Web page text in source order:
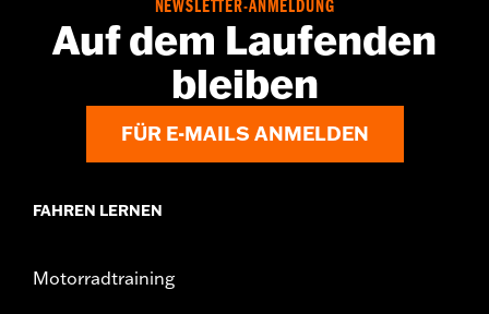
Maßeinheit Materialhöhe:Zoll
Material:Vinyl
Rückenlehnenpolster, Halterung, Distanzstücke und
Maßeinheit Materialbreite:Zoll
NEWSLETTER-ANMELDUNG
Auf dem Laufenden
bleiben
FÜR E-MAILS ANMELDEN
FAHREN LERNEN
Motorradtraining